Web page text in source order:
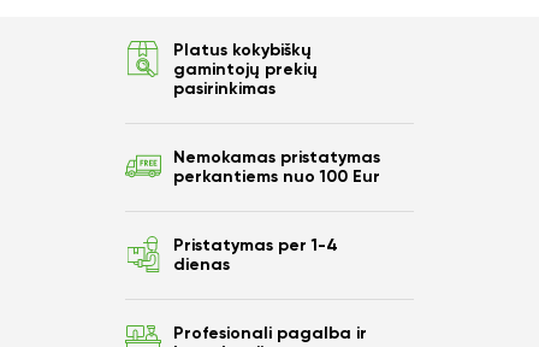
Platus kokybiškų
gamintojų prekių
pasirinkimas
Nemokamas pristatymas
perkantiems nuo 100 Eur
Pristatymas per 1-4
dienas
Profesionali pagalba ir